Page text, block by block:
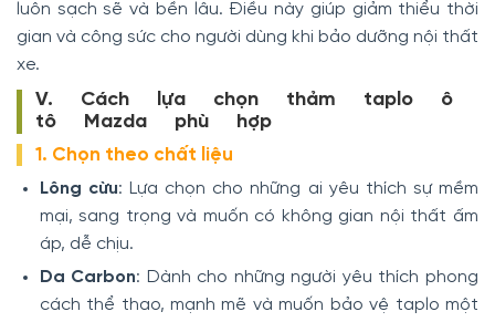
luôn sạch sẽ và bền lâu. Điều này giúp giảm thiểu thời
gian và công sức cho người dùng khi bảo dưỡng nội thất
xe.
V. Cách lựa chọn thảm taplo ô
tô Mazda phù hợp
1. Chọn theo chất liệu
Lông cừu: Lựa chọn cho những ai yêu thích sự mềm
mại, sang trọng và muốn có không gian nội thất ấm
áp, dễ chịu.
Da Carbon: Dành cho những người yêu thích phong
cách thể thao, mạnh mẽ và muốn bảo vệ taplo một